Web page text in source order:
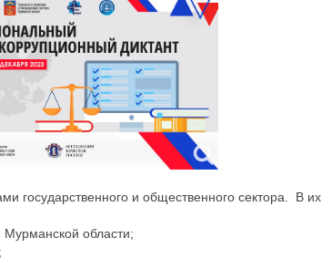
государственного и общественного сектора. В их
Мурманской области;